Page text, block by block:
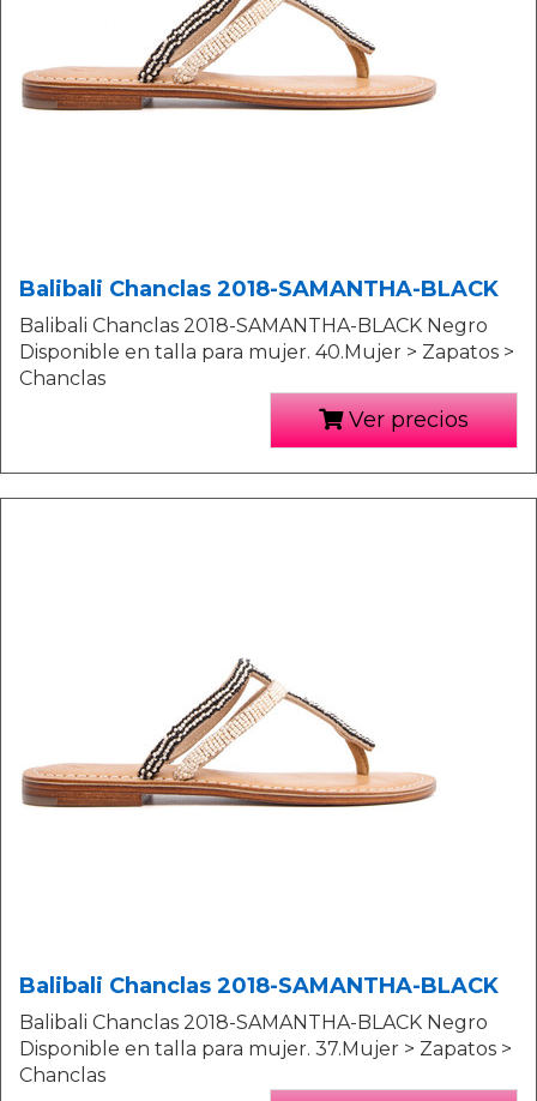
Balibali Chanclas 2018-SAMANTHA-BLACK
Balibali Chanclas 2018-SAMANTHA-BLACK Negro
Disponible en talla para mujer. 40.Mujer > Zapatos >
Chanclas
Ver precios
Balibali Chanclas 2018-SAMANTHA-BLACK
Balibali Chanclas 2018-SAMANTHA-BLACK Negro
Disponible en talla para mujer. 37.Mujer > Zapatos >
Chanclas